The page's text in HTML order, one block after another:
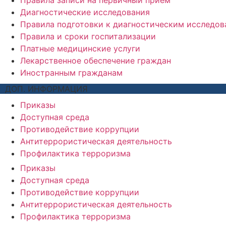
Диагностические исследования
Правила подготовки к диагностическим
Правила и сроки госпитализации
Платные медицинские услуги
Лекарственное обеспечение граждан
Иностранным гражданам
ДОП. ИНФОРМАЦИЯ
Приказы
Доступная среда
Противодействие коррупции
Антитеррористическая деятельность
Профилактика терроризма
Приказы
Доступная среда
Противодействие коррупции
Антитеррористическая деятельность
Профилактика терроризма